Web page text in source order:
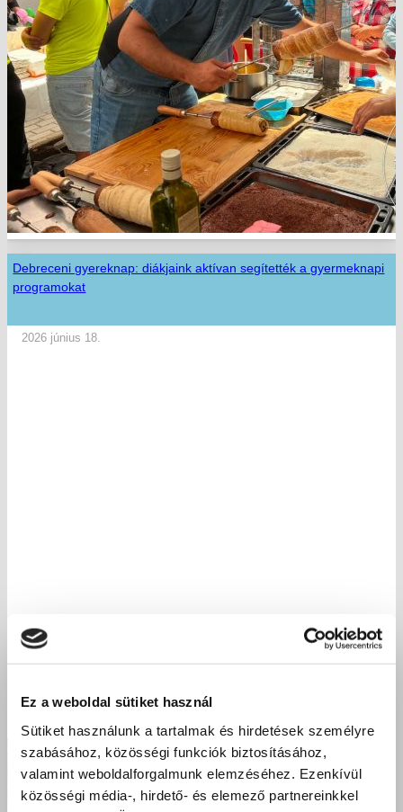
Ez a weboldal sütiket használ
Sütiket használunk a tartalmak és hirdetések személyre
szabásához, közösségi funkciók biztosításához,
valamint weboldalforgalmunk elemzéséhez. Ezenkívül
közösségi média-, hirdető- és elemező partnereinkkel
Debreceni gyereknap: diákjaink aktívan segítették a gyermeknapi
programokat
2026 június 18.